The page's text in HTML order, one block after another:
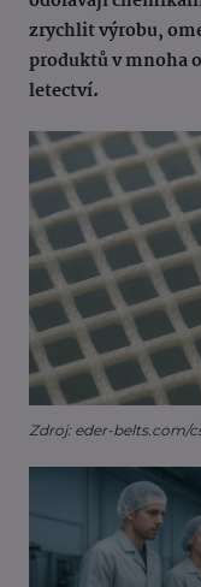
zrychlit výrobu,
produktů v mnoha
letectví.
Zdroj: eder-belts.com/